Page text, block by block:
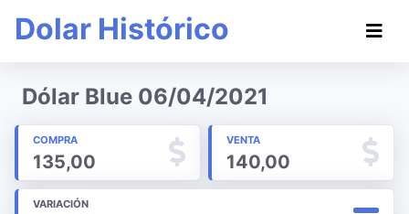
Dolar Histórico
Dólar Blue 06/04/2021
COMPRA
135,00
VENTA
140,00
VARIACIÓN